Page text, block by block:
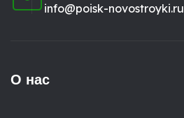
info@poisk-novostroyki.ru
О нас